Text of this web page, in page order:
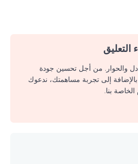
والحوار. من أجل تحسين جودة
بالإضافة إلى تجربة مساهمتك، ندعوك
بنا.